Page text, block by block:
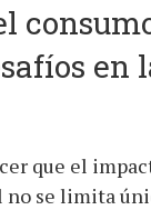
en
que el
no se limita